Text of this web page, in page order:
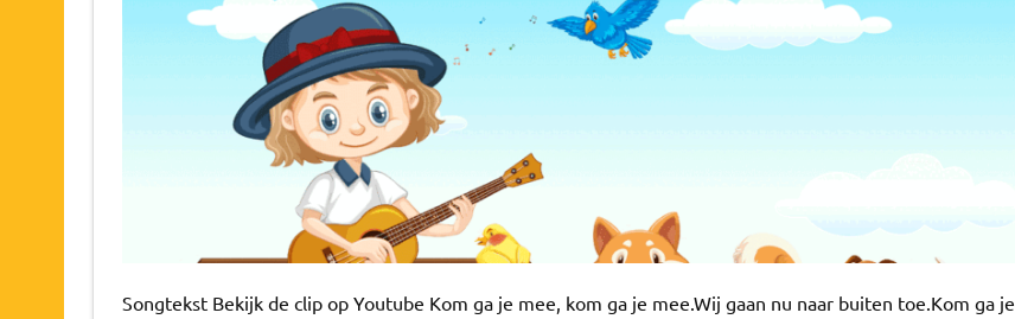
Songtekst Bekijk de clip op Youtube Kom ga je mee, kom ga je mee.Wij gaan nu naar buiten toe.Kom ga je